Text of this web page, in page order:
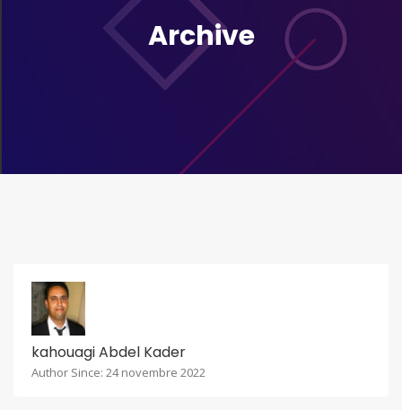
Archive
kahouagi Abdel Kader
Author Since: 24 novembre 2022